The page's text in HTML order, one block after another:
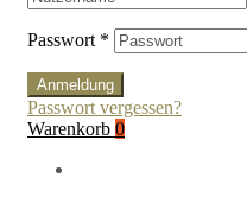
Passwort *
Anmeldung
Passwort vergessen?
Warenkorb 0